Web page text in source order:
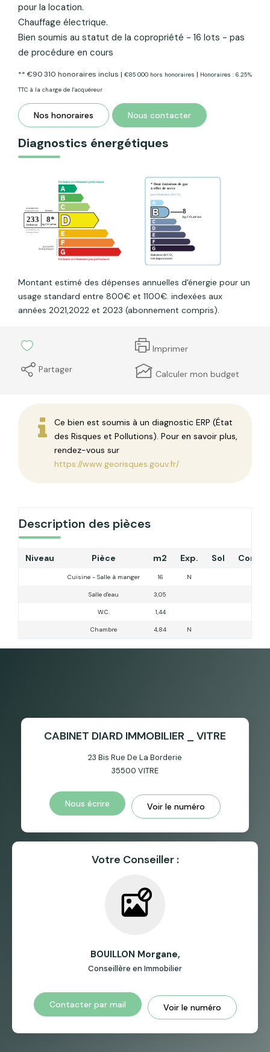
pour la location.
Chauffage électrique.
Bien soumis au statut de la copropriété - 16 lots - pas
de procédure en cours
** €90 310 honoraires inclus | €85 000 hors honoraires | Honoraires : 6.25%
TTC à la charge de l'acquéreur
Nos honoraires Nous contacter
Diagnostics énergétiques
Montant estimé des dépenses annuelles d'énergie pour un
usage standard entre 800€ et 1100€. indexées aux
années 2021,2022 et 2023 (abonnement compris).
Imprimer
Partager
Calculer mon budget
Ce bien est soumis à un diagnostic ERP (État
des Risques et Pollutions). Pour en savoir plus,
rendez-vous sur
https://www.georisques.gouv.fr/
Description des pièces
Niveau Pièce m2 Exp. Sol
Cuisine - Salle à manger 16 N
Salle d'eau 3,05
W.C. 1,44
Chambre 4,84 N
CABINET DIARD IMMOBILIER _ VITRE
23 Bis Rue De La Borderie
35500 VITRE
Nous écrire Voir le numéro
Votre Conseiller :
BOUILLON Morgane,
Conseillère en Immobilier
Contacter par mail Voir le numéro